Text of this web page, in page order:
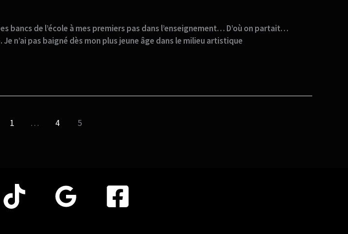
bancs de l’école à mes premiers pas dans l’enseignement… D’où on partait…
n’ai pas baigné dès mon plus jeune âge dans le milieu artistique
1 … 4 5